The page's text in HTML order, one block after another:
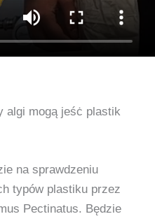
algi mogą jeśċ plastik
na sprawdzeniu
typów plastiku przez
Pectinatus. Będzie